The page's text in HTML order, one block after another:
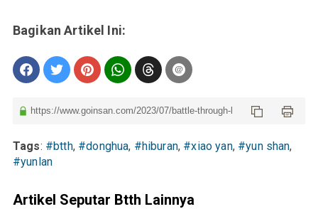
Tags: #btth, #donghua, #hiburan, #xiao yan, #yun shan,
#yunlan
Artikel Seputar Btth Lainnya